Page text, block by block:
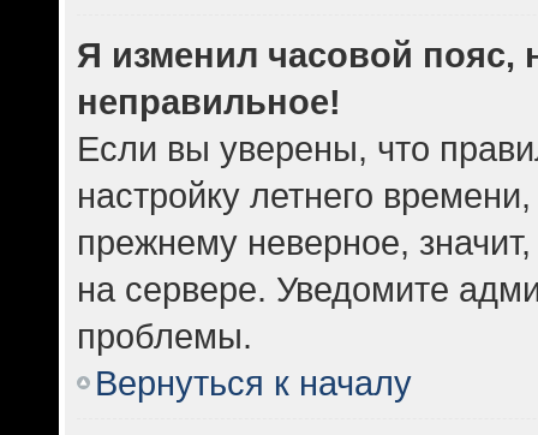
Я изменил часовой пояс,
неправильное!
Если вы уверены, что
настройку летнего
прежнему неверное,
на сервере. Уведомите
проблемы.
Вернуться к началу